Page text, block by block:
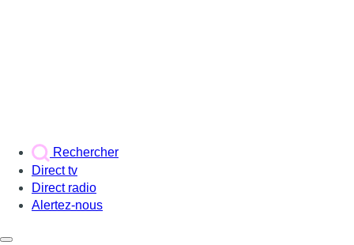
Rechercher
Direct tv
Direct radio
Alertez-nous